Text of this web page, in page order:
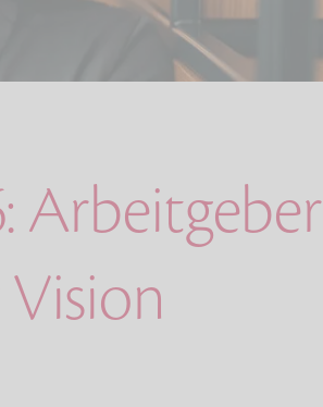
Arbeitgeber